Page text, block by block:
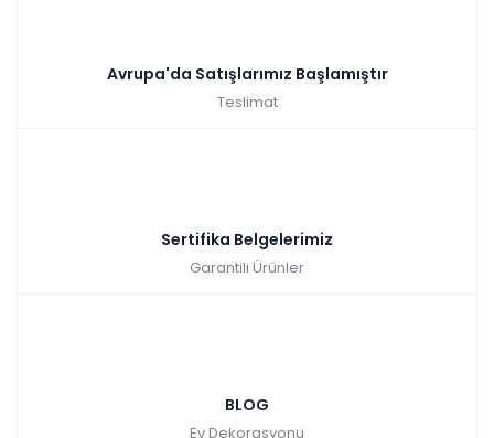
olabilmesi ile yüksek ayak özelliğine sahip olması konforu da
gösteriyor. Lexus koltuk takımı mağazalarımızda ve internet
Avrupa'da Satışlarımız Başlamıştır
Teslimat
Sertifika Belgelerimiz
Garantili Ürünler
BLOG
Ev Dekorasyonu